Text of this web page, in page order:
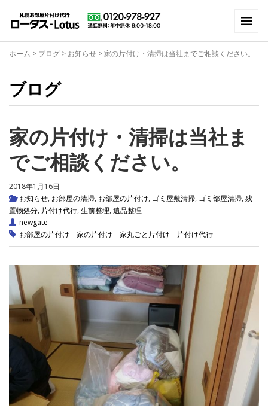
ホーム > ブログ > お知らせ >家の片付け・清掃は当社までご相談ください。
ブログ
家の片付け・清掃は当社ま
でご相談ください。
2018年1月16日
お知らせ, お部屋の清掃, お部屋の片付け, ゴミ屋敷清掃, ゴミ部屋清掃, 残
置物処分, 片付け代行, 生前整理, 遺品整理
newgate
お部屋の片付け
家の片付け 家丸ごと片付け 片付け代行